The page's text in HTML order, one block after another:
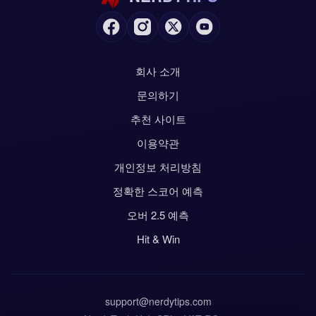
회사 소개
문의하기
추천 사이트
이용약관
개인정보 처리방침
정확한 스코어 예측
오버 2.5 예측
Hit & Win
support@nerdytips.com